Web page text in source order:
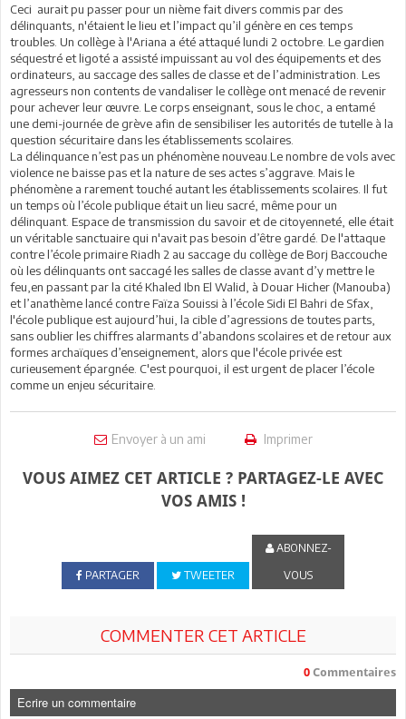
Ceci aurait pu passer pour un nième fait divers commis par des
délinquants, n'étaient le lieu et l’impact qu’il génère en ces temps
troubles. Un collège à l'Ariana a été attaqué lundi 2 octobre. Le gardien
séquestré et ligoté a assisté impuissant au vol des équipements et des
ordinateurs, au saccage des salles de classe et de l’administration. Les
agresseurs non contents de vandaliser le collège ont menacé de revenir
pour achever leur œuvre. Le corps enseignant, sous le choc, a entamé
une demi-journée de grève afin de sensibiliser les autorités de tutelle à la
question sécuritaire dans les établissements scolaires.
La délinquance n’est pas un phénomène nouveau.Le nombre de vols avec
violence ne baisse pas et la nature de ses actes s’aggrave. Mais le
phénomène a rarement touché autant les établissements scolaires. Il fut
un temps où l’école publique était un lieu sacré, même pour un
délinquant. Espace de transmission du savoir et de citoyenneté, elle était
un véritable sanctuaire qui n'avait pas besoin d’être gardé. De l'attaque
contre l’école primaire Riadh 2 au saccage du collège de Borj Baccouche
où les délinquants ont saccagé les salles de classe avant d’y mettre le
feu,en passant par la cité Khaled Ibn El Walid, à Douar Hicher (Manouba)
et l’anathème lancé contre Faïza Souissi à l’école Sidi El Bahri de Sfax,
l'école publique est aujourd’hui, la cible d’agressions de toutes parts,
sans oublier les chiffres alarmants d’abandons scolaires et de retour aux
formes archaïques d’enseignement, alors que l'école privée est
curieusement épargnée. C'est pourquoi, il est urgent de placer l’école
comme un enjeu sécuritaire.
Envoyer à un ami Imprimer
VOUS AIMEZ CET ARTICLE ? PARTAGEZ-LE AVEC
VOS AMIS !
PARTAGER TWEETER
ABONNEZ-
VOUS
COMMENTER CET ARTICLE
0 Commentaires
Ecrire un commentaire